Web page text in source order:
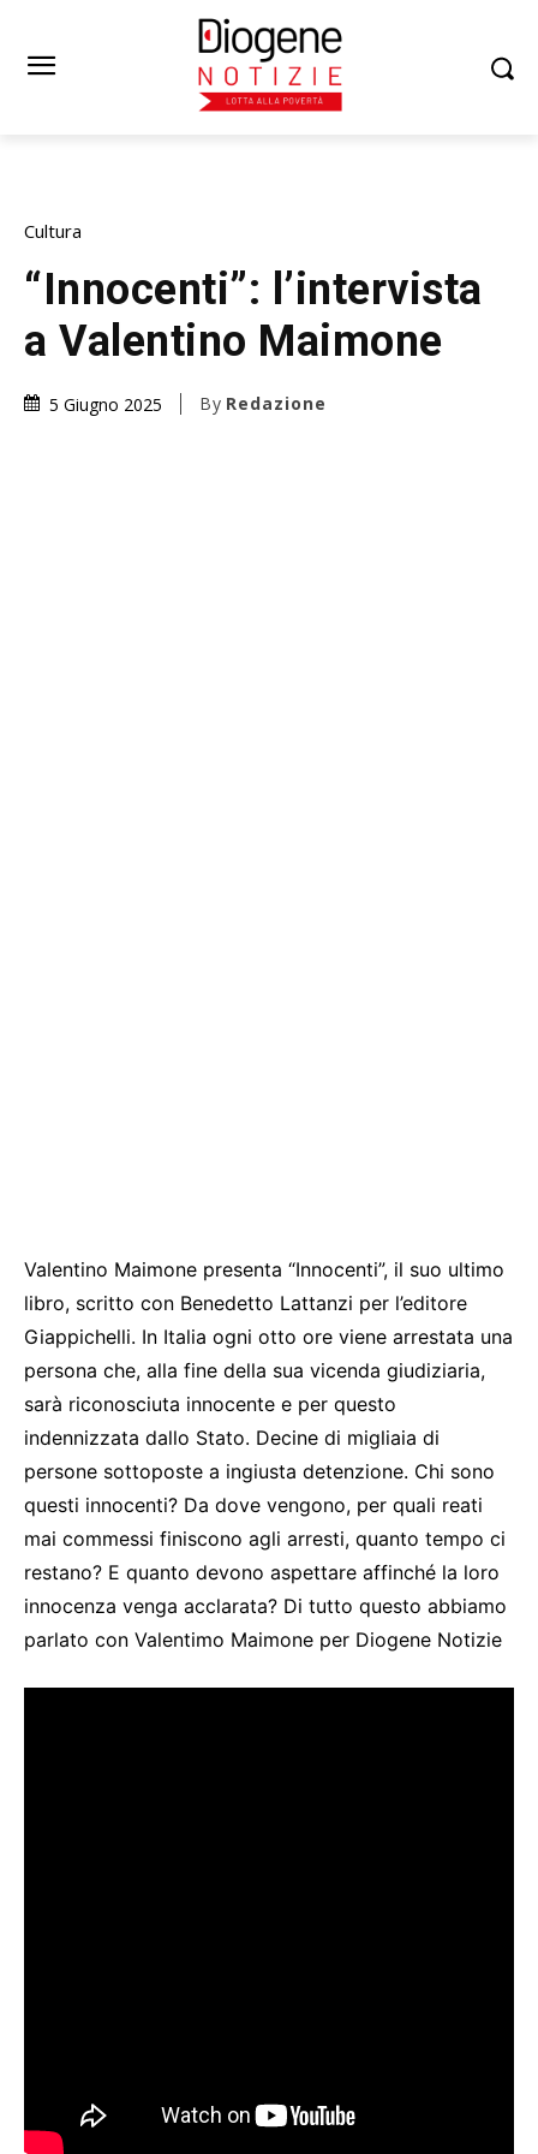
Cultura
“Innocenti”: l’intervista
a Valentino Maimone
5 Giugno 2025 By Redazione
Valentino Maimone presenta “Innocenti”, il suo ultimo
libro, scritto con Benedetto Lattanzi per l’editore
Giappichelli. In Italia ogni otto ore viene arrestata una
persona che, alla fine della sua vicenda giudiziaria,
sarà riconosciuta innocente e per questo
indennizzata dallo Stato. Decine di migliaia di
persone sottoposte a ingiusta detenzione. Chi sono
questi innocenti? Da dove vengono, per quali reati
mai commessi finiscono agli arresti, quanto tempo ci
restano? E quanto devono aspettare affinché la loro
innocenza venga acclarata? Di tutto questo abbiamo
parlato con Valentimo Maimone per Diogene Notizie